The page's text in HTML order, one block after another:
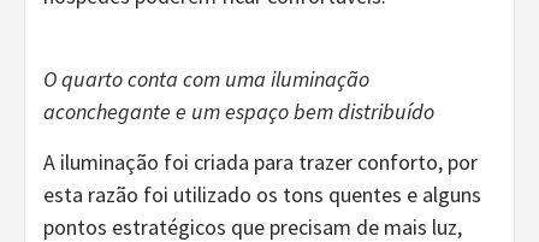
O quarto conta com uma iluminação
aconchegante e um espaço bem distribuído
A iluminação foi criada para trazer conforto, por
esta razão foi utilizado os tons quentes e alguns
pontos estratégicos que precisam de mais luz,